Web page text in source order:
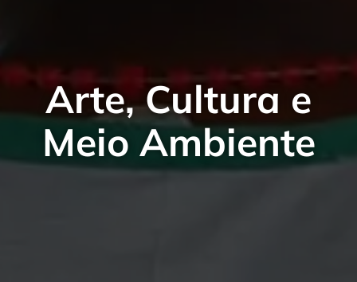
Arte, Cultura e
Meio Ambiente